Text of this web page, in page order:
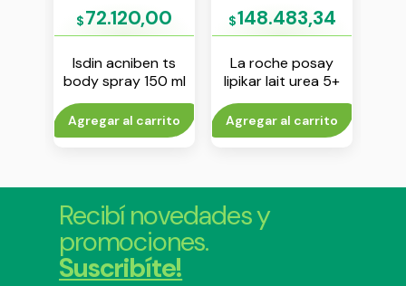
$72.120,00
Isdin acniben ts
body spray 150 ml
Agregar al carrito
$148.483,34
La roche posay
lipikar lait urea 5+
400 ml
Agregar al carrito
Recibí novedades y
promociones.
Suscribíte!